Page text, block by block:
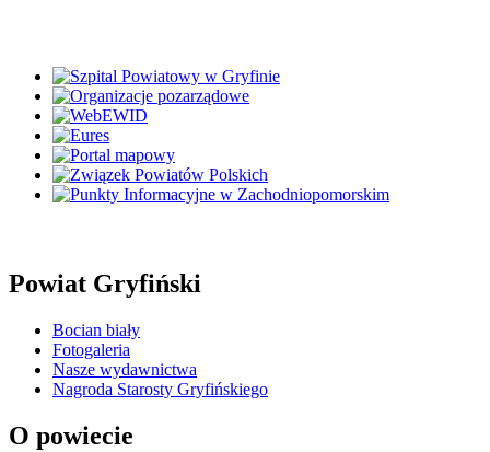
Powiat Gryfiński
Bocian biały
Fotogaleria
Nasze wydawnictwa
Nagroda Starosty Gryfińskiego
O powiecie